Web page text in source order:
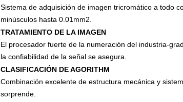
Sistema de adquisición de imagen tricromático a todo
minúsculos hasta 0.01mm2.
TRATAMIENTO DE LA IMAGEN
El procesador fuerte de la numeración del industria-
la confiabilidad de la señal se asegura.
CLASIFICACIÓN DE AGORITHM
Combinación excelente de estructura mecánica y
sorprende.